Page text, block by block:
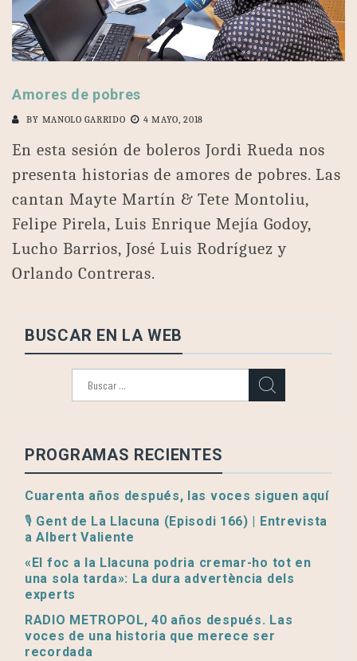
Amores de pobres
BY MANOLO GARRIDO 4 MAYO, 2018
En esta sesión de boleros Jordi Rueda nos
presenta historias de amores de pobres. Las
cantan Mayte Martín & Tete Montoliu,
Felipe Pirela, Luis Enrique Mejía Godoy,
Lucho Barrios, José Luis Rodríguez y
Orlando Contreras.
BUSCAR EN LA WEB
PROGRAMAS RECIENTES
Cuarenta años después, las voces siguen aquí
🎙️ Gent de La Llacuna (Episodi 166) | Entrevista
a Albert Valiente
«El foc a la Llacuna podria cremar-ho tot en
una sola tarda»: La dura advertència dels
experts
RADIO METROPOL, 40 años después. Las
voces de una historia que merece ser
recordada